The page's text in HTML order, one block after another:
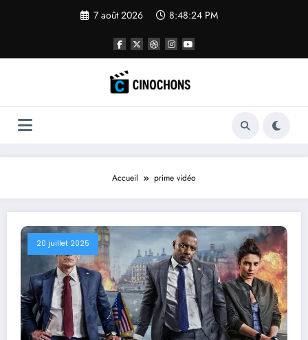
7 août 2026 8:48:25 PM
Accueil prime vidéo
20 juillet 2025